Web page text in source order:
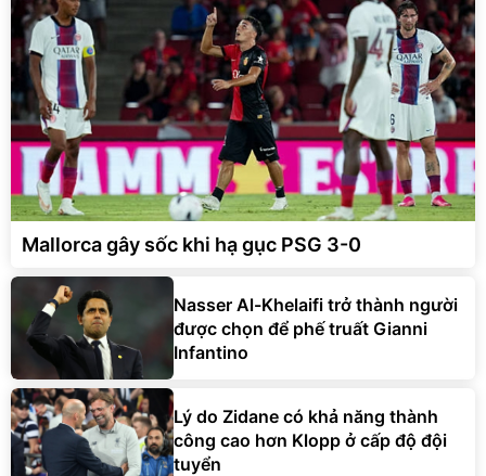
Mallorca gây sốc khi hạ gục PSG 3-0
Nasser Al-Khelaifi trở thành người
được chọn để phế truất Gianni
Infantino
Lý do Zidane có khả năng thành
công cao hơn Klopp ở cấp độ đội
tuyển